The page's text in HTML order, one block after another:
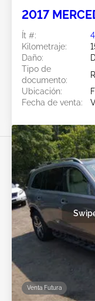
2017
Ít #:
Kilometraje:
Daño:
Tipo de
documento:
Ubicación:
Fecha de venta:
Venta Futura